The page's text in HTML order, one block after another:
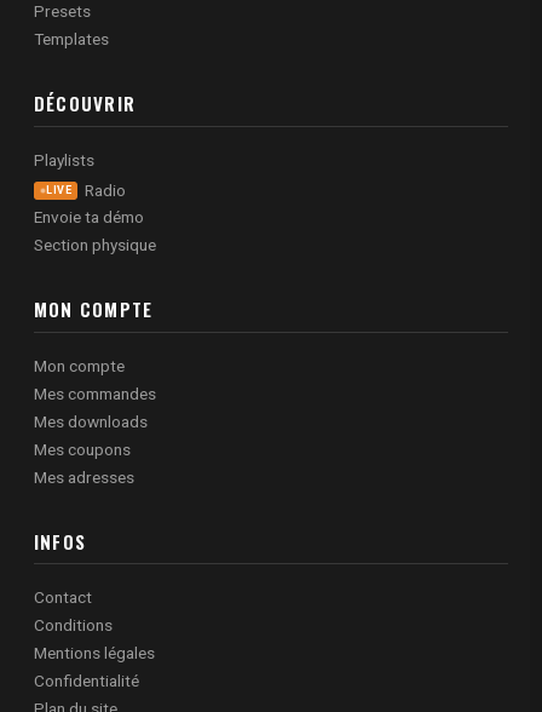
Presets
Templates
DÉCOUVRIR
Playlists
LIVE
Radio
Envoie ta démo
Section physique
MON COMPTE
Mon compte
Mes commandes
Mes downloads
Mes coupons
Mes adresses
INFOS
Contact
Conditions
Mentions légales
Confidentialité